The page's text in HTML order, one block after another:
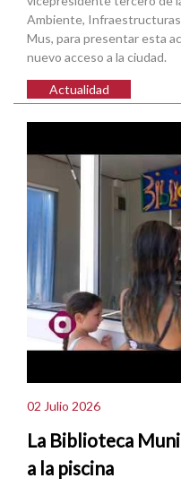
Ambiente,
Mus, para presentar esta
nuevo acceso a la ciudad.
Actualidad
02 Julio 2026
La Biblioteca
a la piscina